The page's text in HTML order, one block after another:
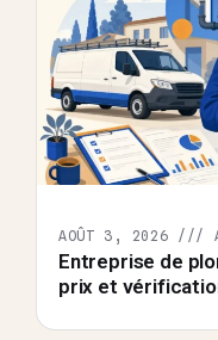
Entreprise de
prix et
AOÛT 3, 2026